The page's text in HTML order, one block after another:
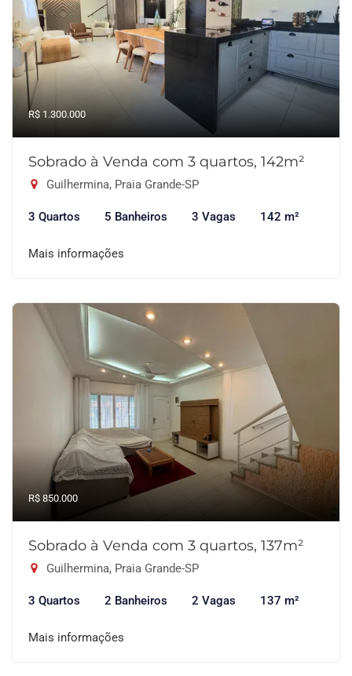
R$ 1.300.000
Sobrado à Venda com 3 quartos, 142m²
Guilhermina, Praia Grande-SP
3 Quartos 5 Banheiros 3 Vagas 142 m²
Mais informações
R$ 850.000
Sobrado à Venda com 3 quartos, 137m²
Guilhermina, Praia Grande-SP
3 Quartos 2 Banheiros 2 Vagas 137 m²
Mais informações